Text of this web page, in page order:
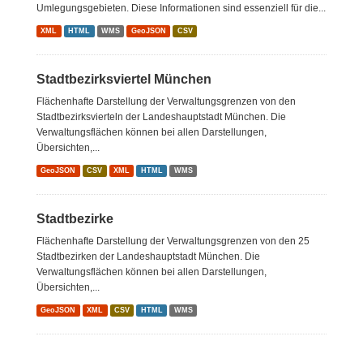
Umlegungsgebieten. Diese Informationen sind essenziell für die...
XML HTML WMS GeoJSON CSV
Stadtbezirksviertel München
Flächenhafte Darstellung der Verwaltungsgrenzen von den
Stadtbezirksvierteln der Landeshauptstadt München. Die
Verwaltungsflächen können bei allen Darstellungen,
Übersichten,...
GeoJSON CSV XML HTML WMS
Stadtbezirke
Flächenhafte Darstellung der Verwaltungsgrenzen von den 25
Stadtbezirken der Landeshauptstadt München. Die
Verwaltungsflächen können bei allen Darstellungen,
Übersichten,...
GeoJSON XML CSV HTML WMS